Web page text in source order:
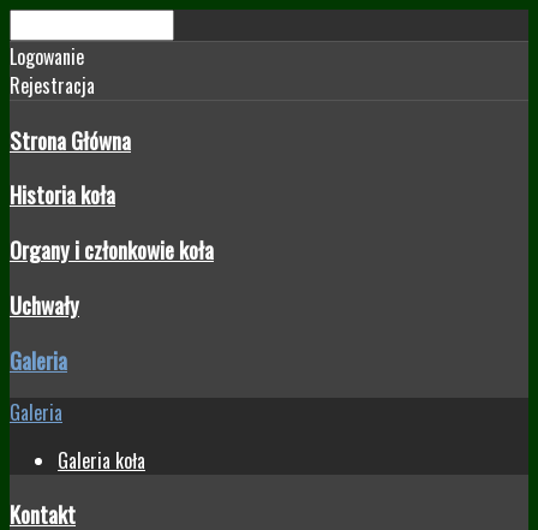
Logowanie
Rejestracja
Strona Główna
Historia koła
Organy i członkowie koła
Uchwały
Galeria
Galeria
Galeria koła
Kontakt